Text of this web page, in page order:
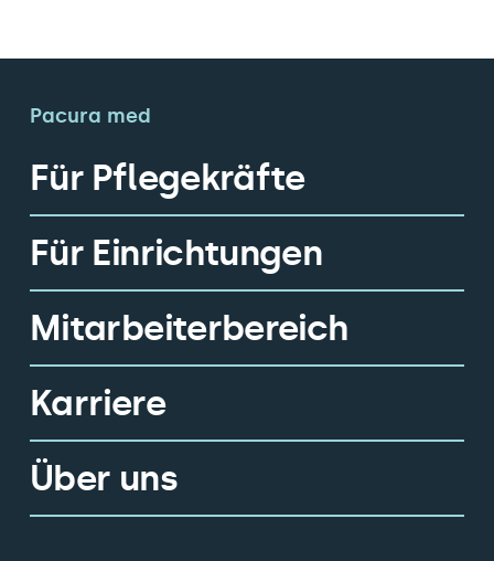
Pacura med
Für Pflegekräfte
Für Einrichtungen
Mitarbeiterbereich
Karriere
Über uns